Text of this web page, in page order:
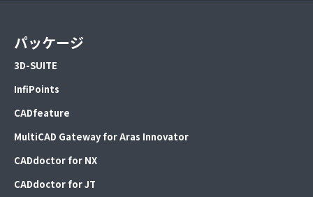
パッケージ
3D-SUITE
InfiPoints
CADfeature
MultiCAD Gateway for Aras Innovator
CADdoctor for NX
CADdoctor for JT